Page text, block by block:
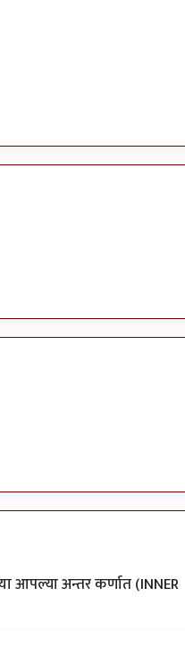
आपल्या अन्तर कर्णात (INNER